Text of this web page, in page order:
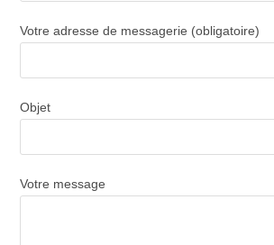
Votre adresse de messagerie (obligatoire)
Objet
Votre message